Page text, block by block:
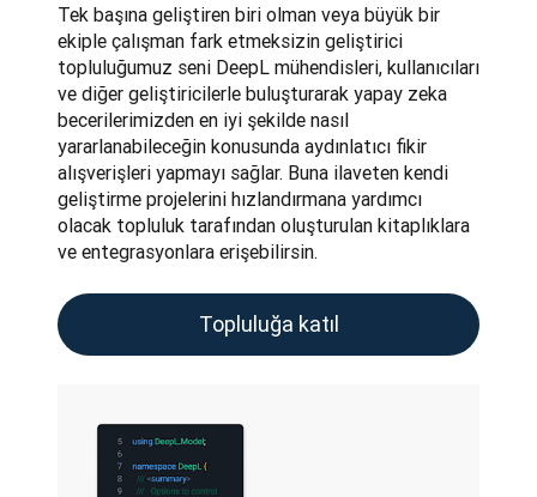
Tek başına geliştiren biri olman veya büyük bir
ekiple çalışman fark etmeksizin geliştirici
topluluğumuz seni DeepL mühendisleri, kullanıcıları
ve diğer geliştiricilerle buluşturarak yapay zeka
becerilerimizden en iyi şekilde nasıl
yararlanabileceğin konusunda aydınlatıcı fikir
alışverişleri yapmayı sağlar. Buna ilaveten kendi
geliştirme projelerini hızlandırmana yardımcı
olacak topluluk tarafından oluşturulan kitaplıklara
ve entegrasyonlara erişebilirsin.
Topluluğa katıl